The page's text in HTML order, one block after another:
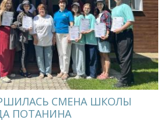
СМЕНА ШКОЛЫ
ПОТАНИНА